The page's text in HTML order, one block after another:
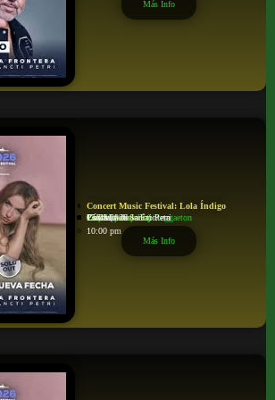
Más Info
Concert Music Festival: Lola Índigo
Trap/Hip-hop/Rap/Reggaeton
Poblado de Sancti Petri
Chiclana de la Frontera
Cádiz (Andalucía)
15/08/2026
10:00 pm
Más Info